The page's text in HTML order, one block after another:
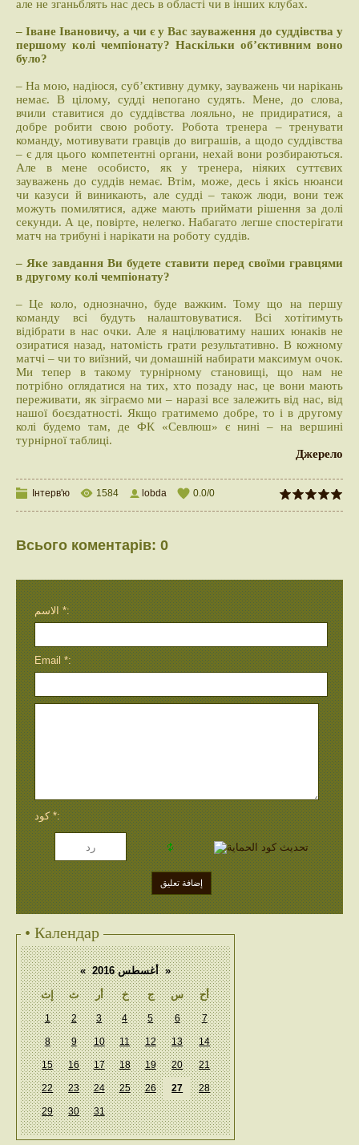
але не зганьблять нас десь в області чи в інших клубах.
– Іване Івановичу, а чи є у Вас зауваження до суддівства у
першому колі чемпіонату? Наскільки об’єктивним воно
було?
– На мою, надіюся, суб’єктивну думку, зауважень чи нарікань
немає. В цілому, судді непогано судять. Мене, до слова,
вчили ставитися до суддівства лояльно, не придиратися, а
добре робити свою роботу. Робота тренера – тренувати
команду, мотивувати гравців до виграшів, а щодо суддівства
– є для цього компетентні органи, нехай вони розбираються.
Але в мене особисто, як у тренера, ніяких суттєвих
зауважень до суддів немає. Втім, може, десь і якісь нюанси
чи казуси й виникають, але судді – також люди, вони теж
можуть помилятися, адже мають приймати рішення за долі
секунди. А це, повірте, нелегко. Набагато легше спостерігати
матч на трибуні і нарікати на роботу суддів.
– Яке завдання Ви будете ставити перед своїми гравцями
в другому колі чемпіонату?
– Це коло, однозначно, буде важким. Тому що на першу
команду всі будуть налаштовуватися. Всі хотітимуть
відібрати в нас очки. Але я націлюватиму наших юнаків не
озиратися назад, натомість грати результативно. В кожному
матчі – чи то виїзний, чи домашній набирати максимум очок.
Ми тепер в такому турнірному становищі, що нам не
потрібно оглядатися на тих, хто позаду нас, це вони мають
переживати, як зіграємо ми – наразі все залежить від нас, від
нашої боєздатності. Якщо гратимемо добре, то і в другому
колі будемо там, де ФК «Севлюш» є нині – на вершині
турнірної таблиці.
Джерело
Інтерв'ю 1584 lobda 0.0/0
Всього коментарів: 0
الاسم *:
Email *:
كود *:
• Календар
« أغسطس 2016 »
إث
ث أر خ ج س أح
1 2 3 4 5 6 7
8 9 10 11 12 13 14
15 16 17 18 19 20 21
22 23 24 25 26 27 28
29 30 31